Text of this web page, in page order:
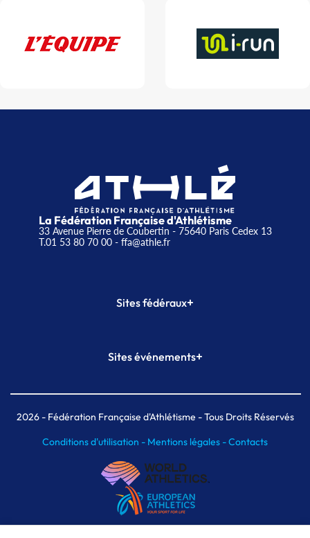
La Fédération Française d'Athlétisme
33 Avenue Pierre de Coubertin - 75640 Paris Cedex 13
T.01 53 80 70 00- ffa@athle.fr
Sites fédéraux+
Plateforme Formation
Sites événements+
Meeting de Paris indoor
MAIF Ekiden de Paris
2026- Fédération Française d'Athlétisme - Tous Droits Réservés
Conditions d'utilisation - Mentions légales -Contacts